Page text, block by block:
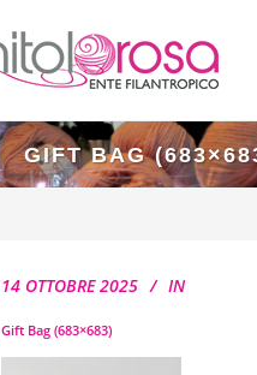
GIFT BAG
14 OTTOBRE 2025 IN
Gift Bag (683×683)